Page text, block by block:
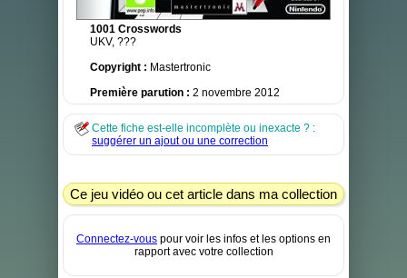
1001 Crosswords
UKV, ???
Copyright : Mastertronic
Première parution : 2 novembre 2012
Cette fiche est-elle incomplète ou inexacte ? :
suggérer un ajout ou une correction
Ce jeu vidéo ou cet article dans ma collection
Connectez-vous pour voir les infos et les options en
rapport avec votre collection